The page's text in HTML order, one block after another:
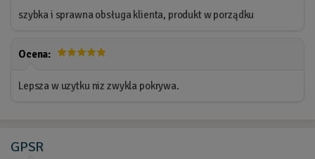
szybka i sprawna obsługa klienta, produkt w porządku
Ocena:
Lepsza w uzytku niz zwykla pokrywa.
GPSR